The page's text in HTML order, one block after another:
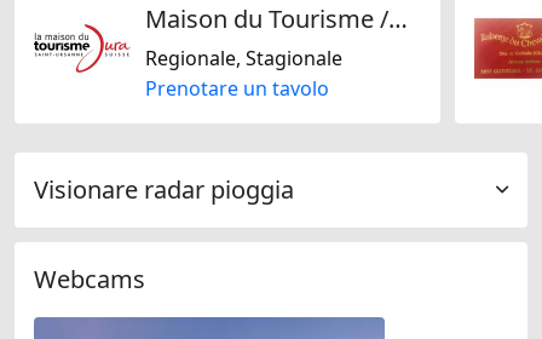
Maison du Tourisme /Restaurant du Terroir
Regionale, Stagionale
Prenotare un tavolo
Visionare radar pioggia
Webcams